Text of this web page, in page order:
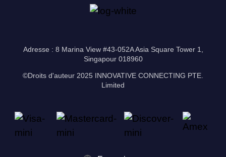
Adresse : 8 Marina View #43-052A Asia Square Tower 1,
Singapour 018960
©Droits d'auteur 2025 INNOVATIVE CONNECTING PTE.
Limited